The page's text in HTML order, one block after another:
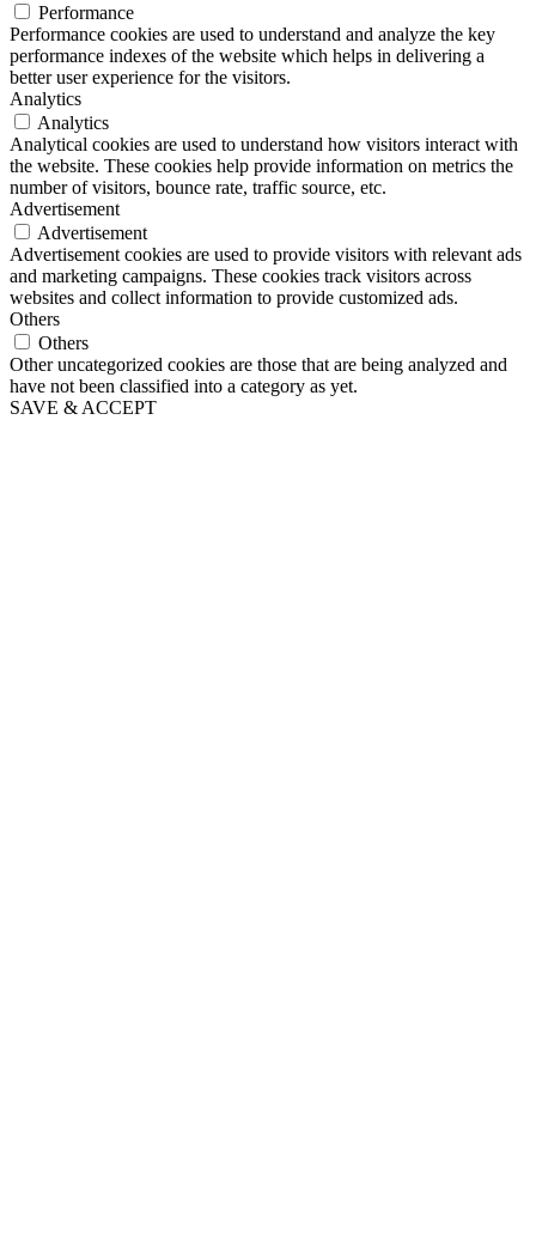
Performance
Performance cookies are used to understand and analyze the key
performance indexes of the website which helps in delivering a
better user experience for the visitors.
Analytics
Analytics
Analytical cookies are used to understand how visitors interact with
the website. These cookies help provide information on metrics the
number of visitors, bounce rate, traffic source, etc.
Advertisement
Advertisement
Advertisement cookies are used to provide visitors with relevant ads
and marketing campaigns. These cookies track visitors across
websites and collect information to provide customized ads.
Others
Others
Other uncategorized cookies are those that are being analyzed and
have not been classified into a category as yet.
SAVE & ACCEPT